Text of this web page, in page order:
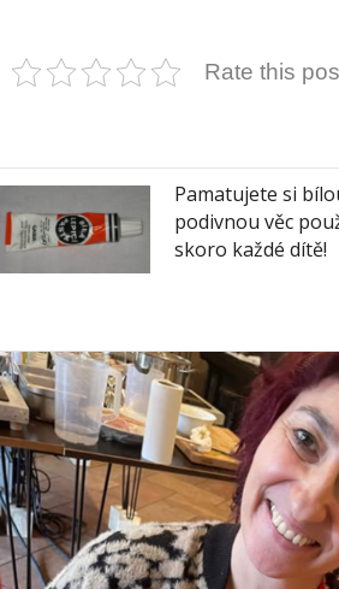
Rate this
Pamatujete si
podivnou věc
skoro každé dítě!